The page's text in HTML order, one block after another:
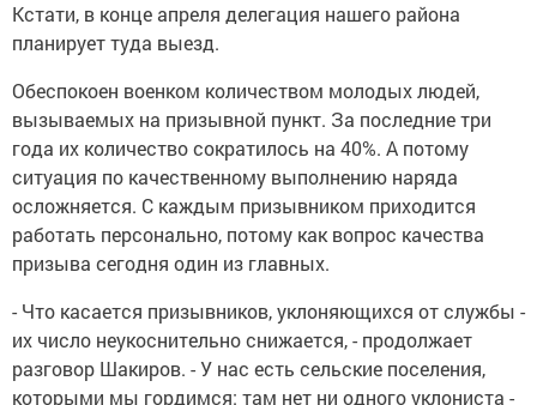
Кстати, в конце апреля делегация нашего района
планирует туда выезд.
Обеспокоен военком количеством молодых людей,
вызываемых на призывной пункт. За последние три
года их количество сократилось на 40%. А потому
ситуация по качественному выполнению наряда
осложняется. С каждым призывником приходится
работать персонально, потому как вопрос качества
призыва сегодня один из главных.
- Что касается призывников, уклоняющихся от службы -
их число неукоснительно снижается, - продолжает
разговор Шакиров. - У нас есть сельские поселения,
которыми мы гордимся: там нет ни одного уклониста -